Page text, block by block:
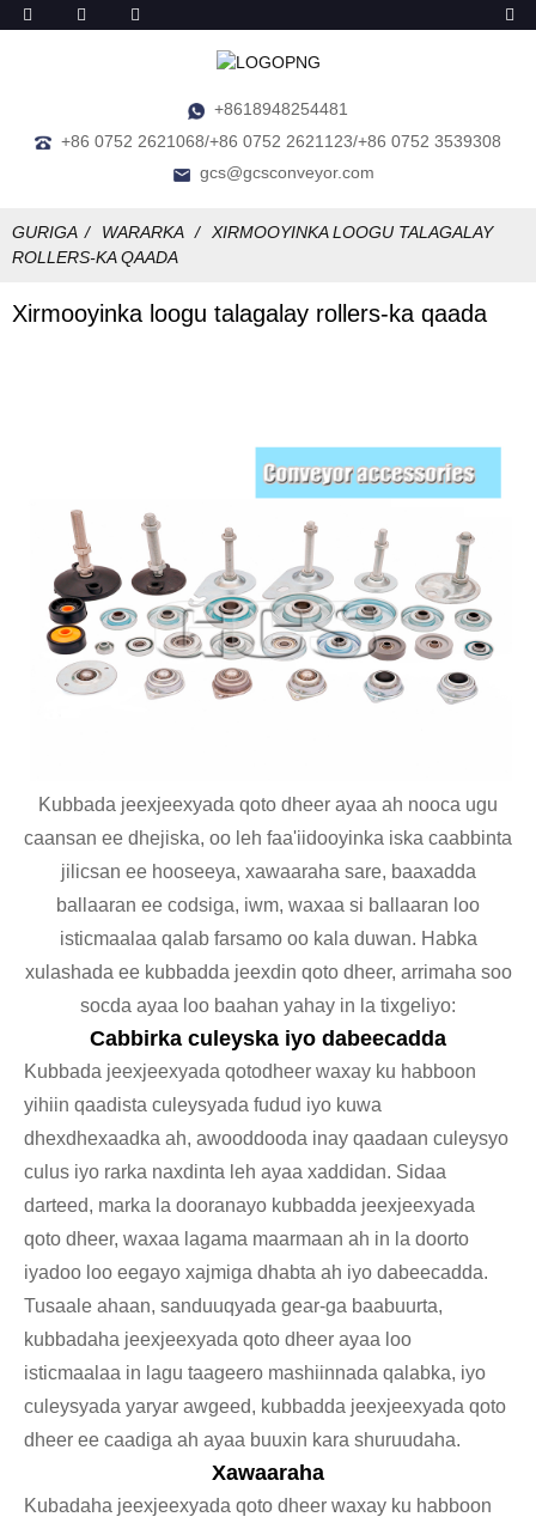
+8618948254481
+86 0752 2621068/+86 0752 2621123/+86 0752 3539308
gcs@gcsconveyor.com
GURIGA WARARKA
XIRMOOYINKA LOOGU TALAGALAY
ROLLERS-KA QAADA
Xirmooyinka loogu talagalay rollers-ka qaada
Kubbada jeexjeexyada qoto dheer ayaa ah nooca ugu
caansan ee dhejiska, oo leh faa'iidooyinka iska caabbinta
jilicsan ee hooseeya, xawaaraha sare, baaxadda
ballaaran ee codsiga, iwm, waxaa si ballaaran loo
isticmaalaa qalab farsamo oo kala duwan. Habka
xulashada ee kubbadda jeexdin qoto dheer, arrimaha soo
socda ayaa loo baahan yahay in la tixgeliyo:
Cabbirka culeyska iyo dabeecadda
Kubbada jeexjeexyada qotodheer waxay ku habboon
yihiin qaadista culeysyada fudud iyo kuwa
dhexdhexaadka ah, awooddooda inay qaadaan culeysyo
culus iyo rarka naxdinta leh ayaa xaddidan. Sidaa
darteed, marka la dooranayo kubbadda jeexjeexyada
qoto dheer, waxaa lagama maarmaan ah in la doorto
iyadoo loo eegayo xajmiga dhabta ah iyo dabeecadda.
Tusaale ahaan, sanduuqyada gear-ga baabuurta,
kubbadaha jeexjeexyada qoto dheer ayaa loo
isticmaalaa in lagu taageero mashiinnada qalabka, iyo
culeysyada yaryar awgeed, kubbadda jeexjeexyada qoto
dheer ee caadiga ah ayaa buuxin kara shuruudaha.
Xawaaraha
Kubadaha jeexjeexyada qoto dheer waxay ku habboon